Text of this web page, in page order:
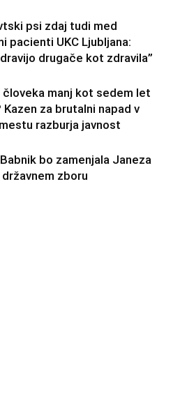
psi zdaj tudi med
pacienti UKC Ljubljana:
drugače kot zdravila”
človeka manj kot sedem let
Kazen za brutalni napad v
razburja javnost
bo zamenjala Janeza
zboru